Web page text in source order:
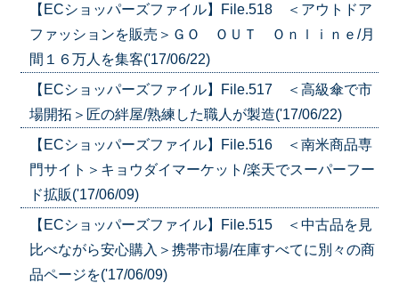
【ECショッパーズファイル】File.518 ＜アウトドア
ファッションを販売＞ＧＯ ＯＵＴ Ｏｎｌｉｎｅ/月
間１６万人を集客('17/06/22)
【ECショッパーズファイル】File.517 ＜高級傘で市
場開拓＞匠の絆屋/熟練した職人が製造('17/06/22)
【ECショッパーズファイル】File.516 ＜南米商品専
門サイト＞キョウダイマーケット/楽天でスーパーフー
ド拡販('17/06/09)
【ECショッパーズファイル】File.515 ＜中古品を見
比べながら安心購入＞携帯市場/在庫すべてに別々の商
品ページを('17/06/09)